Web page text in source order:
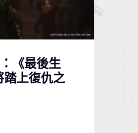
《最後生
上復仇之